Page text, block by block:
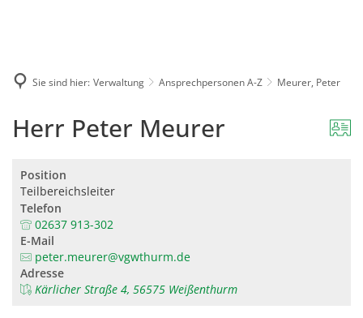
Sie sind hier: Verwaltung Ansprechpersonen A-Z Meurer, Peter
Herr Peter Meurer
Position
Teilbereichsleiter
Telefon
02637 913-302
E-Mail
peter.meurer@vgwthurm.de
Adresse
Kärlicher Straße 4, 56575 Weißenthurm